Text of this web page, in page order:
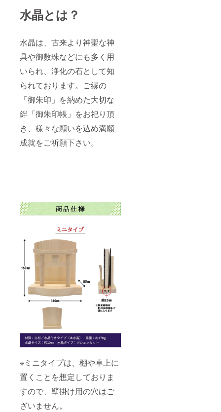
水晶とは？
水晶は、古来より神聖な神
具や御数珠などにも多く用
いられ、浄化の石として知
られております。ご縁の
「御朱印」を納めた大切な
絆「御朱印帳」をお祀り頂
き、様々な願いを込め満願
成就をご祈願下さい。
※ミニタイプは、棚や卓上に
置くことを想定しておりま
すので、壁掛け用の穴はご
ざいません。